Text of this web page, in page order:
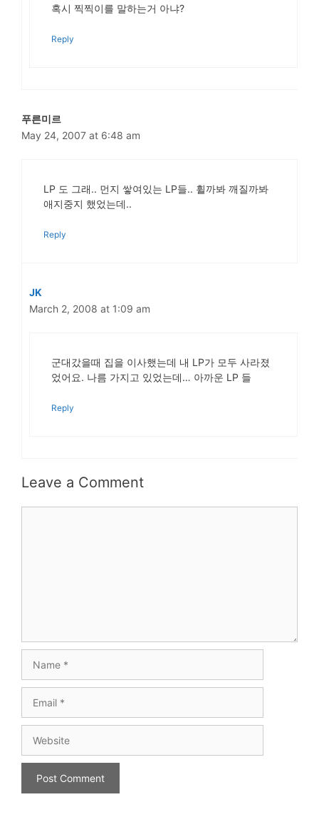
혹시 찍찍이를 말하는거 아냐?
Reply
푸른미르
May 24, 2007 at 6:48 am
LP 도 그래.. 먼지 쌓여있는 LP들.. 휠까봐 깨질까봐
애지중지 했었는데..
Reply
JK
March 2, 2008 at 1:09 am
군대갔을때 집을 이사했는데 내 LP가 모두 사라졌
었어요. 나름 가지고 있었는데… 아까운 LP 들
Reply
Leave a Comment